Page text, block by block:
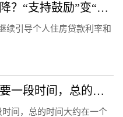
存量房贷利率什么时候能降？“支持鼓励”变“指导”
续引导个人住房贷款利率和
河北：蓄滞洪区退水还需要一段时间，总的时间大约在一个月
时间，总的时间大约在一个